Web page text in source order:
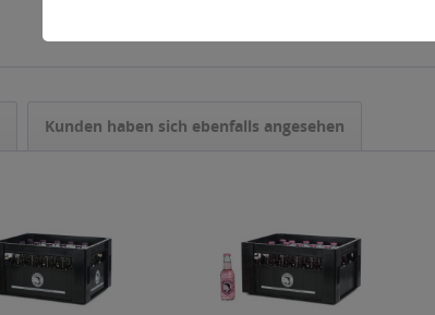
Kunden haben sich ebenfalls angesehen